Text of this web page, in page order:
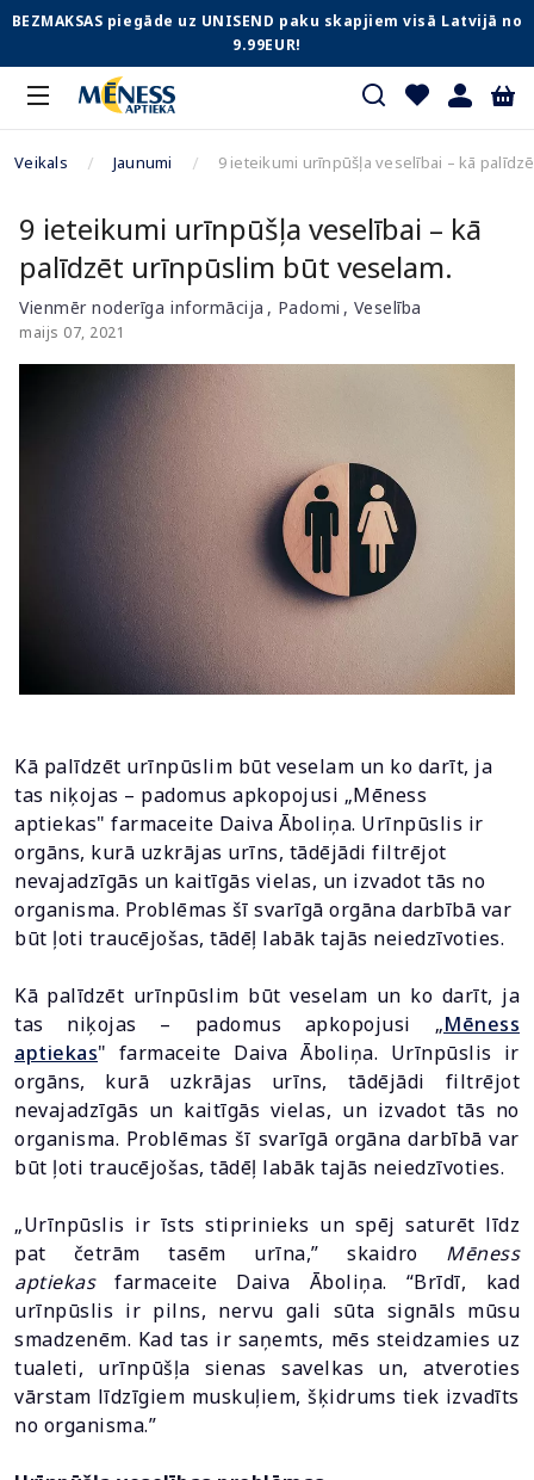
BEZMAKSAS piegāde uz UNISEND paku skapjiem visā Latvijā no
9.99EUR!
Veikals Jaunumi 9 ieteikumi urīnpūšļa veselībai – kā
9 ieteikumi urīnpūšļa veselībai – kā
palīdzēt urīnpūslim būt veselam.
Vienmēr noderīga informācija Padomi Veselība
maijs 07, 2021
Kā palīdzēt urīnpūslim būt veselam un ko darīt, ja
tas niķojas – padomus apkopojusi „Mēness
aptiekas" farmaceite Daiva Āboliņa. Urīnpūslis ir
orgāns, kurā uzkrājas urīns, tādējādi filtrējot
nevajadzīgās un kaitīgās vielas, un izvadot tās no
organisma. Problēmas šī svarīgā orgāna darbībā var
būt ļoti traucējošas, tādēļ labāk tajās neiedzīvoties.
Kā palīdzēt urīnpūslim būt veselam un ko darīt, ja
tas niķojas – padomus apkopojusi „Mēness
aptiekas" farmaceite Daiva Āboliņa. Urīnpūslis ir
orgāns, kurā uzkrājas urīns, tādējādi filtrējot
nevajadzīgās un kaitīgās vielas, un izvadot tās no
organisma. Problēmas šī svarīgā orgāna darbībā var
būt ļoti traucējošas, tādēļ labāk tajās neiedzīvoties.
„Urīnpūslis ir īsts stiprinieks un spēj saturēt līdz
pat četrām tasēm urīna,” skaidro Mēness
aptiekasfarmaceite Daiva Āboliņa. “Brīdī, kad
urīnpūslis ir pilns, nervu gali sūta signāls mūsu
smadzenēm. Kad tas ir saņemts, mēs steidzamies uz
tualeti, urīnpūšļa sienas savelkas un, atveroties
vārstam līdzīgiem muskuļiem, šķidrums tiek izvadīts
no organisma.”